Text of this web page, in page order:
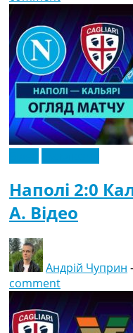
Наполі 2:0
A. Відео
Андрій Чуприн
comment